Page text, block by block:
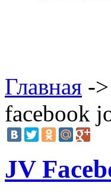
Главная ->
facebook
JV